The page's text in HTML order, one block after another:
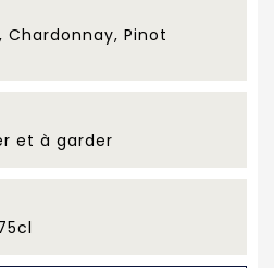
Chardonnay, Pinot
et à garder